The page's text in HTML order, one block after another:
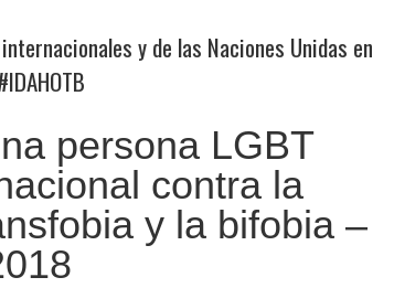
y de las Naciones Unidas en
persona LGBT
contra la
y la bifobia –